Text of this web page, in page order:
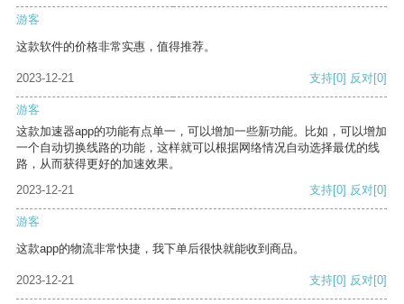
游客
这款软件的价格非常实惠，值得推荐。
2023-12-21 支持[0] 反对[0]
游客
这款加速器app的功能有点单一，可以增加一些新功能。比如，可以增加
一个自动切换线路的功能，这样就可以根据网络情况自动选择最优的线
路，从而获得更好的加速效果。
2023-12-21
支持[0] 反对[0]
游客
这款app的物流非常快捷，我下单后很快就能收到商品。
2023-12-21 支持[0] 反对[0]